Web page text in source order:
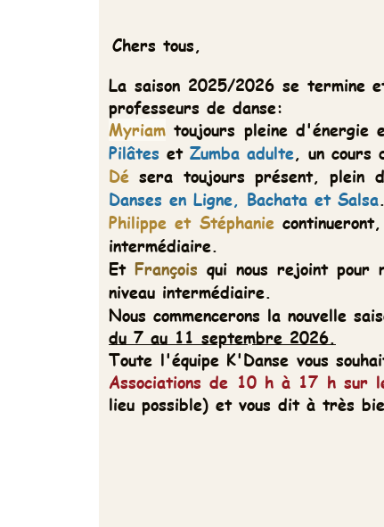
La saison 2025/2026 se termine et à partir
professeurs de danse:
toujours pleine d'énergie et de peps.
Zumba adulte, un cours de Body
sera toujours présent, plein
Danses en Ligne, Bachata et Salsa.
Philippe et Stéphaniecontinueront, à notre
intermédiaire.
qui nous rejoint pour remettre la
niveau intermédiaire.
Nous commencerons la nouvelle saison avec des
du 7 au 11 septembre 2026.
Toute l'équipe K'Danse vous souhaite un bel
Associationsde 10 h à 17 h sur le parking
lieu possible) et vous dit à très bientôt.